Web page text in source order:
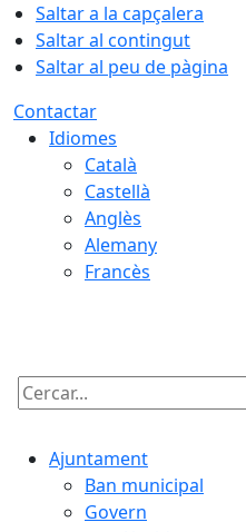
Saltar a la capçalera
Saltar al contingut
Saltar al peu de pàgina
Contactar
Idiomes
Català
Castellà
Anglès
Alemany
Francès
Cercar:
Ajuntament
Ban municipal
Govern